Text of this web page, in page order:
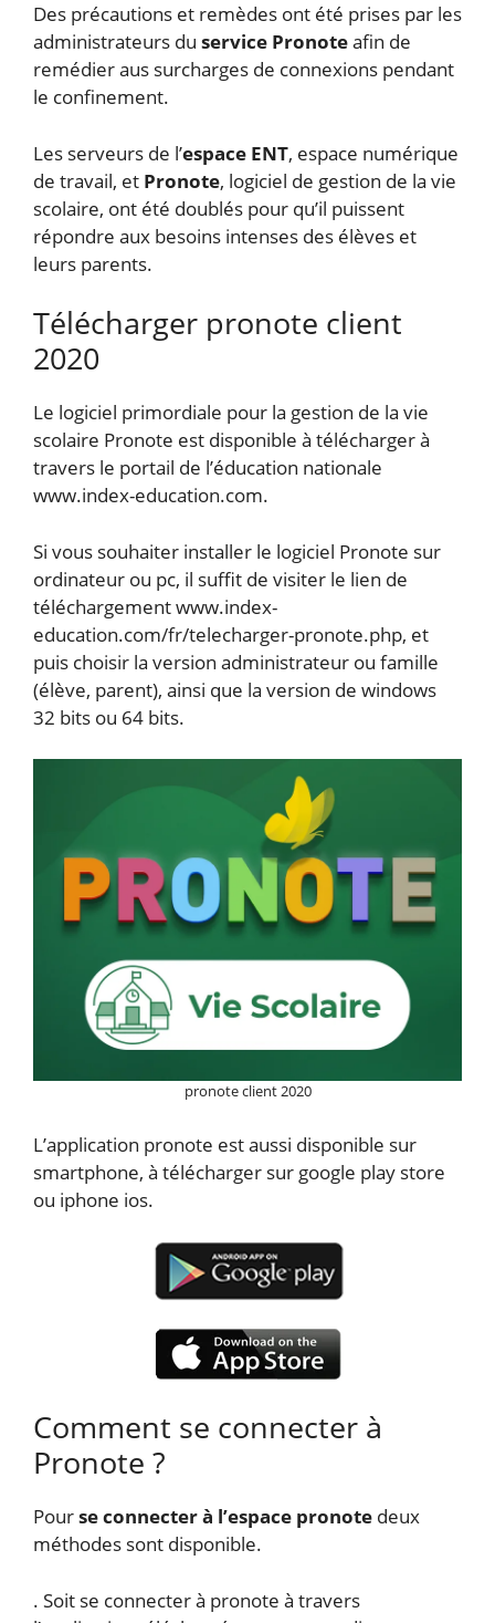
Des précautions et remèdes ont été prises par les
administrateurs du service Pronoteafin de
remédier aus surcharges de connexions pendant
le confinement.
Les serveurs de l’espace ENT, espace numérique
de travail, et Pronote, logiciel de gestion de la vie
scolaire, ont été doublés pour qu’il puissent
répondre aux besoins intenses des élèves et
leurs parents.
Télécharger pronote client
2020
Le logiciel primordiale pour la gestion de la vie
scolaire Pronote est disponible à télécharger à
travers le portail de l’éducation nationale
www.index-education.com.
Si vous souhaiter installer le logiciel Pronote sur
ordinateur ou pc, il suffit de visiter le lien de
téléchargement www.index-
education.com/fr/telecharger-pronote.php, et
puis choisir la version administrateur ou famille
(élève, parent), ainsi que la version de windows
32 bits ou 64 bits.
pronote client 2020
L’application pronote est aussi disponible sur
smartphone, à télécharger sur google play store
ou iphone ios.
Comment se connecter à
Pronote ?
Pourse connecter à l’espace pronote deux
méthodes sont disponible.
. Soit se connecter à pronote à travers